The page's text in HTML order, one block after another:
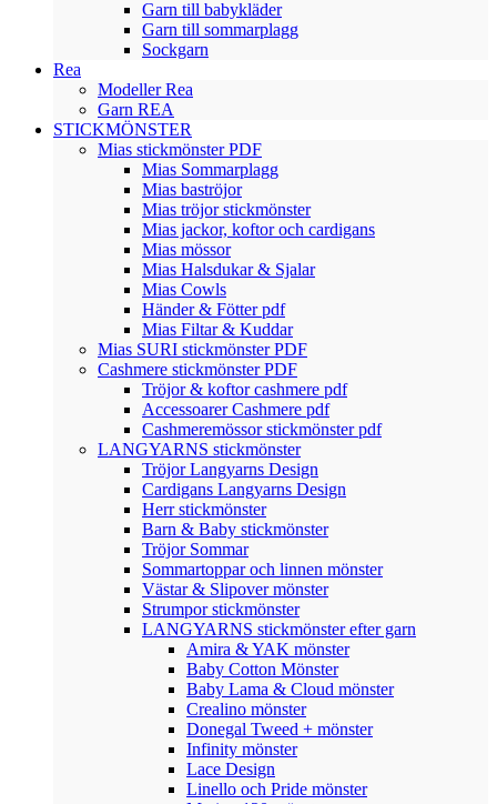
Garn till babykläder
Garn till sommarplagg
Sockgarn
Rea
Modeller Rea
Garn REA
STICKMÖNSTER
Mias stickmönster PDF
Mias Sommarplagg
Mias baströjor
Mias tröjor stickmönster
Mias jackor, koftor och cardigans
Mias mössor
Mias Halsdukar & Sjalar
Mias Cowls
Händer & Fötter pdf
Mias Filtar & Kuddar
Mias SURI stickmönster PDF
Cashmere stickmönster PDF
Tröjor & koftor cashmere pdf
Accessoarer Cashmere pdf
Cashmeremössor stickmönster pdf
LANGYARNS stickmönster
Tröjor Langyarns Design
Cardigans Langyarns Design
Herr stickmönster
Barn & Baby stickmönster
Tröjor Sommar
Sommartoppar och linnen mönster
Västar & Slipover mönster
Strumpor stickmönster
LANGYARNS stickmönster efter garn
Amira & YAK mönster
Baby Cotton Mönster
Baby Lama & Cloud mönster
Crealino mönster
Donegal Tweed + mönster
Infinity mönster
Lace Design
Linello och Pride mönster